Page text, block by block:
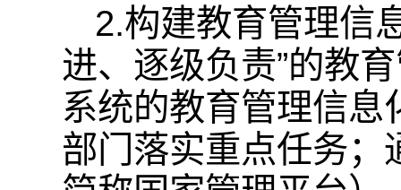
2.构建教育管理信
进、逐级负责”的教
系统的教育管理信
部门落实重点任务；